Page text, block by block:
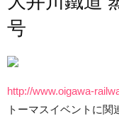
号
http://www.oigawa-
トーマスイベントに